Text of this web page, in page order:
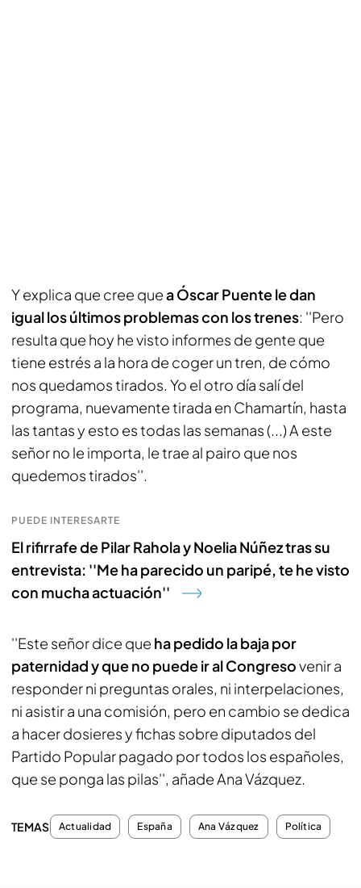
Y explica que cree quea Óscar Puente le dan
igual los últimos problemas con los trenes: ''Pero
resulta que hoy he visto informes de gente que
tiene estrés a la hora de coger un tren, de cómo
nos quedamos tirados. Yo el otro día salí del
programa, nuevamente tirada en Chamartín, hasta
las tantas y esto es todas las semanas (...) A este
señor no le importa, le trae al pairo que nos
quedemos tirados''.
PUEDE INTERESARTE
El rifirrafe de Pilar Rahola y Noelia Núñez tras su
entrevista: ''Me ha parecido un paripé, te he visto
con mucha actuación''
''Este señor dice que ha pedido la baja por
paternidad y que no puede ir al Congresovenir a
responder ni preguntas orales, ni interpelaciones,
ni asistir a una comisión, pero en cambio se dedica
a hacer dosieres y fichas sobre diputados del
Partido Popular pagado por todos los españoles,
que se ponga las pilas'', añade Ana Vázquez.
TEMAS Actualidad España Ana Vázquez Política